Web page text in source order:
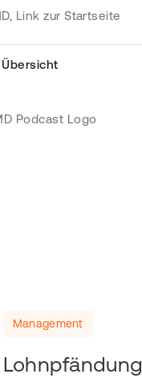
Management
Lohnpfändung